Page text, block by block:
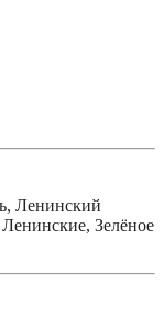
Ленинский
Зелёное